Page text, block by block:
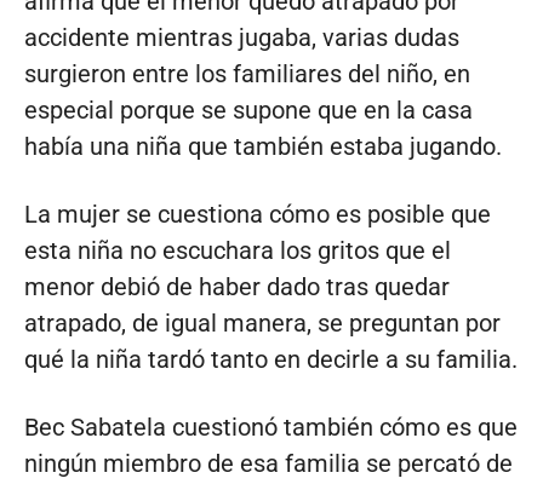
accidente mientras jugaba, varias dudas
surgieron entre los familiares del niño, en
especial porque se supone que en la casa
había una niña que también estaba jugando.
La mujer se cuestiona cómo es posible que
esta niña no escuchara los gritos que el
menor debió de haber dado tras quedar
atrapado, de igual manera, se preguntan por
qué la niña tardó tanto en decirle a su familia.
Bec Sabatela cuestionó también cómo es que
ningún miembro de esa familia se percató de